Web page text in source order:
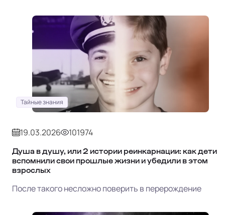
Тайные знания
19.03.2026 101974
Душа в душу, или 2 истории реинкарнации: как дети
вспомнили свои прошлые жизни и убедили в этом
взрослых
После такого несложно поверить в перерождение